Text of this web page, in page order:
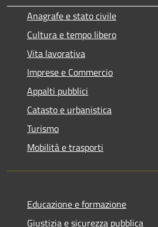
Anagrafe e stato civile
Cultura e tempo libero
Vita lavorativa
Imprese e Commercio
Appalti pubblici
Catasto e urbanistica
Turismo
Mobilità e trasporti
Educazione e formazione
Giustizia e sicurezza pubblica